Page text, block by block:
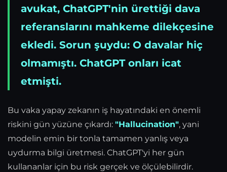
avukat, ChatGPT'nin ürettiği dava
referanslarını mahkeme dilekçesine
ekledi. Sorun şuydu: O davalar hiç
olmamıştı. ChatGPT onları icat
etmişti.
Bu vaka yapay zekanın iş hayatındaki en önemli
riskini gün yüzüne çıkardı: "Hallucination", yani
modelin emin bir tonla tamamen yanlış veya
uydurma bilgi üretmesi. ChatGPT'yi her gün
kullananlar için bu risk gerçek ve ölçülebilirdir.